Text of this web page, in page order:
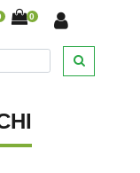
0